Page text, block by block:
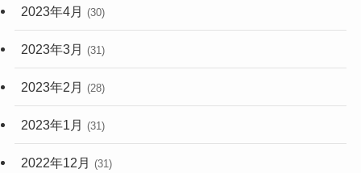
2023年4月 (30)
2023年3月 (31)
2023年2月 (28)
2023年1月 (31)
2022年12月 (31)